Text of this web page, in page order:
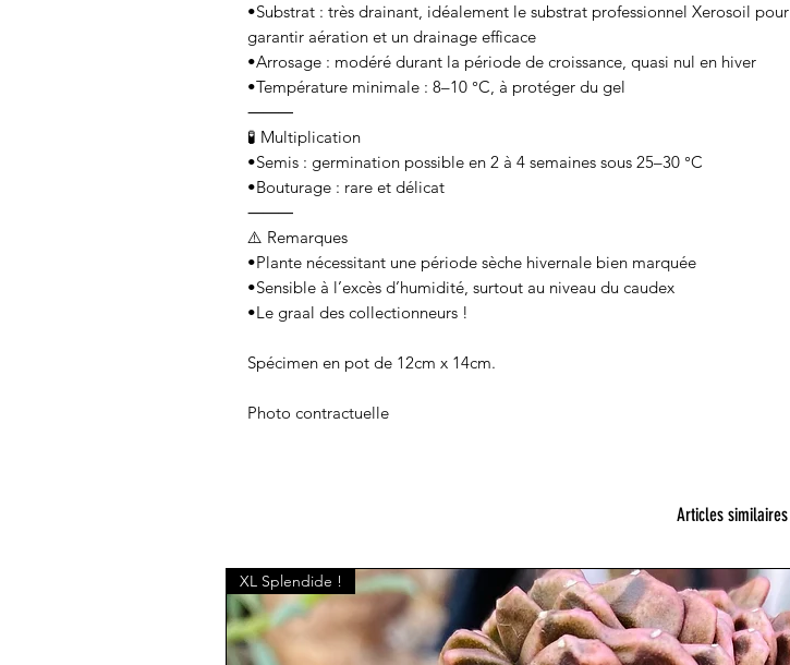
•Substrat : très drainant, idéalement le substrat professionnel Xerosoil pour
garantir aération et un drainage efficace
•Arrosage : modéré durant la période de croissance, quasi nul en hiver
•Température minimale : 8–10 °C, à protéger du gel
⸻
🧪 Multiplication
•Semis : germination possible en 2 à 4 semaines sous 25–30 °C
•Bouturage : rare et délicat
⸻
⚠️ Remarques
•Plante nécessitant une période sèche hivernale bien marquée
•Sensible à l’excès d’humidité, surtout au niveau du caudex
•Le graal des collectionneurs !
Spécimen en pot de 12cm x 14cm.
Photo contractuelle
Articles similaires
XL Splendide !